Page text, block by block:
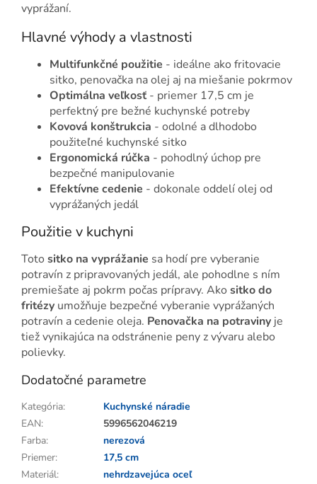
vyprážaní.
Hlavné výhody a vlastnosti
Multifunkčné použitie - ideálne ako fritovacie
sitko, penovačka na olej aj na miešanie pokrmov
Optimálna veľkosť - priemer 17,5 cm je
perfektný pre bežné kuchynské potreby
Kovová konštrukcia - odolné a dlhodobo
použiteľné kuchynské sitko
Ergonomická rúčka - pohodlný úchop pre
bezpečné manipulovanie
Efektívne cedenie - dokonale oddelí olej od
vyprážaných jedál
Použitie v kuchyni
Toto sitko na vyprážanie sa hodí pre vyberanie
potravín z pripravovaných jedál, ale pohodlne s ním
premiešate aj pokrm počas prípravy. Ako sitko do
fritézy umožňuje bezpečné vyberanie vyprážaných
potravín a cedenie oleja. Penovačka na potravinyje
tiež vynikajúca na odstránenie peny z vývaru alebo
polievky.
Dodatočné parametre
Kategória:
Kuchynské náradie
EAN:
5996562046219
Farba:
nerezová
Priemer:
17,5 cm
Materiál:
nehrdzavejúca oceľ